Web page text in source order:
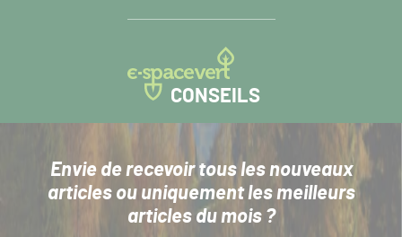
CONSEILS
Envie de recevoir tous les nouveaux
articlesou uniquement les meilleurs
articles du mois ?